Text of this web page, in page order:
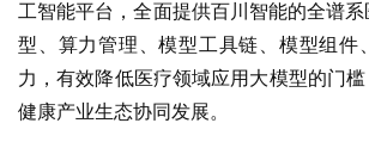
工智能平台，全面提供百川智能的全谱
型、算力管理、模型工具链、模型组件
力，有效降低医疗领域应用大模型的门
健康产业生态协同发展。